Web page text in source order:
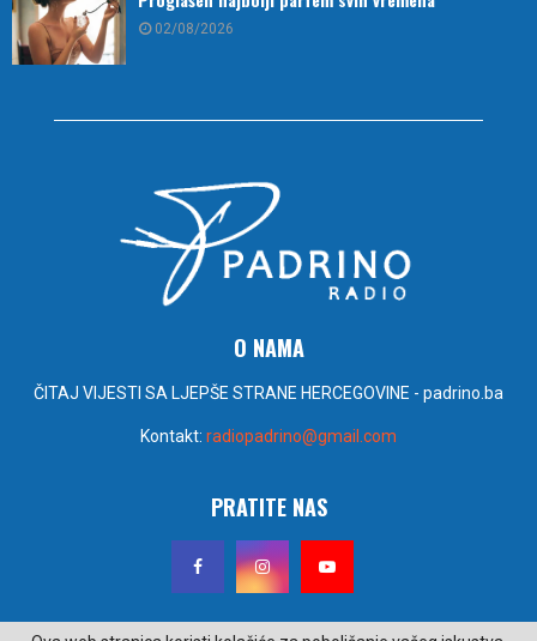
02/08/2026
O NAMA
ČITAJ VIJESTI SA LJEPŠE STRANE HERCEGOVINE - padrino.ba
Kontakt: radiopadrino@gmail.com
PRATITE NAS